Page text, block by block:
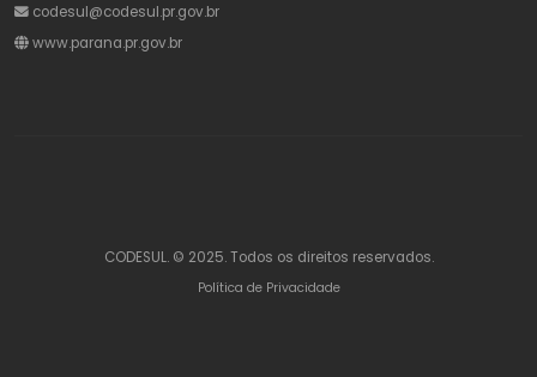
codesul@codesul.pr.gov.br
www.parana.pr.gov.br
CODESUL. © 2025. Todos os direitos reservados.
Política de Privacidade